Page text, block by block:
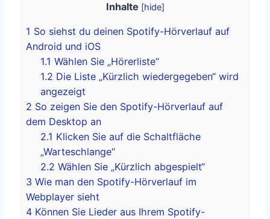
Inhalte [hide]
1 So siehst du deinen Spotify-Hörverlauf auf
Android und iOS
1.1 Wählen Sie „Hörerliste“
1.2 Die Liste „Kürzlich wiedergegeben“ wird
angezeigt
2 So zeigen Sie den Spotify-Hörverlauf auf
dem Desktop an
2.1 Klicken Sie auf die Schaltfläche
„Warteschlange“
2.2 Wählen Sie „Kürzlich abgespielt“
3 Wie man den Spotify-Hörverlauf im
Webplayer sieht
4 Können Sie Lieder aus Ihrem Spotify-